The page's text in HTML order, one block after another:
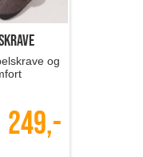
og
249,-